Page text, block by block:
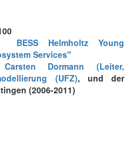
BESS Helmholtz Young
Services"
Dormann (Leiter,
(UFZ), und der
(2006-2011)